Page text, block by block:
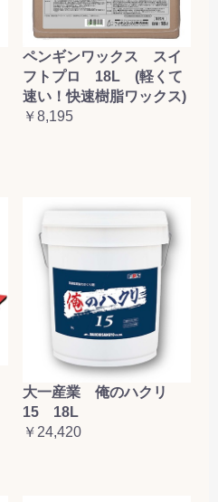
ペンギンワックス スイ
フトプロ 18L (軽くて
速い！快速樹脂ワックス)
￥8,195
大一産業 俺のハクリ
15 18L
￥24,420